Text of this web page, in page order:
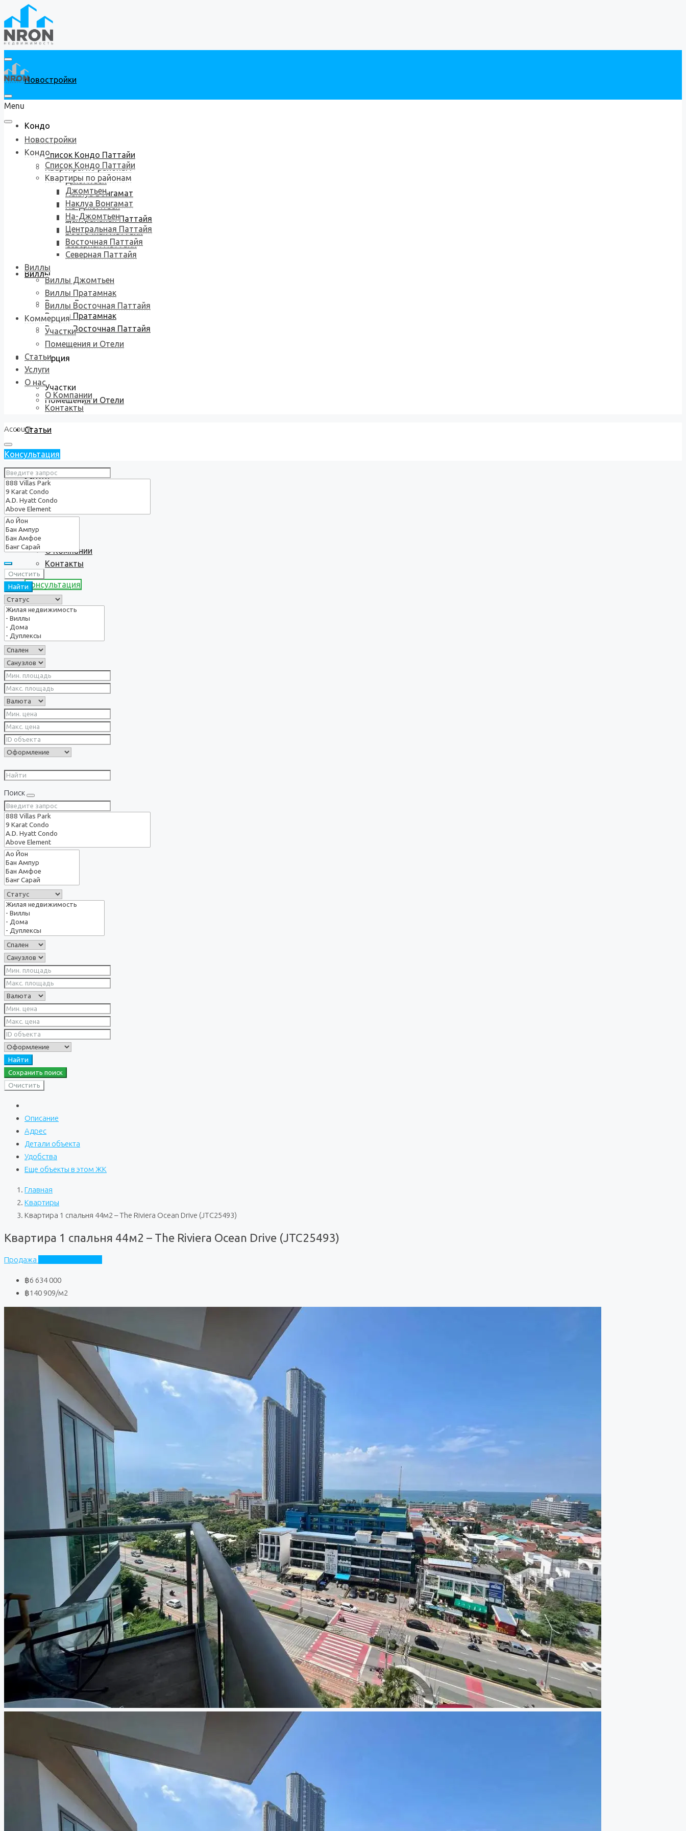
Новостройки
Кондо
Список Кондо Паттайи
Квартиры по районам
Джомтьен
Наклуа Вонгамат
На-Джомтьен
Центральная Паттайя
Восточная Паттайя
Северная Паттайя
Виллы
Виллы Джомтьен
Виллы Пратамнак
Виллы Восточная Паттайя
Коммерция
Участки
Помещения и Отели
Статьи
Услуги
О нас
О Компании
Контакты
Консультация
Menu
Новостройки
Кондо
Список Кондо Паттайи
Квартиры по районам
Джомтьен
Наклуа Вонгамат
На-Джомтьен
Центральная Паттайя
Восточная Паттайя
Северная Паттайя
Виллы
Виллы Джомтьен
Виллы Пратамнак
Виллы Восточная Паттайя
Коммерция
Участки
Помещения и Отели
Статьи
Услуги
О нас
О Компании
Контакты
Account
Консультация
Очистить
Найти
Поиск
Найти
Сохранить поиск
Очистить
Описание
Адрес
Детали объекта
Удобства
Еще объекты в этом ЖК
Главная
Квартиры
Квартира 1 спальня 44м2 – The Riviera Ocean Drive (JTC25493)
Квартира 1 спальня 44м2 – The Riviera Ocean Drive (JTC25493)
Продажа
฿6 634 000
฿140 909/м2